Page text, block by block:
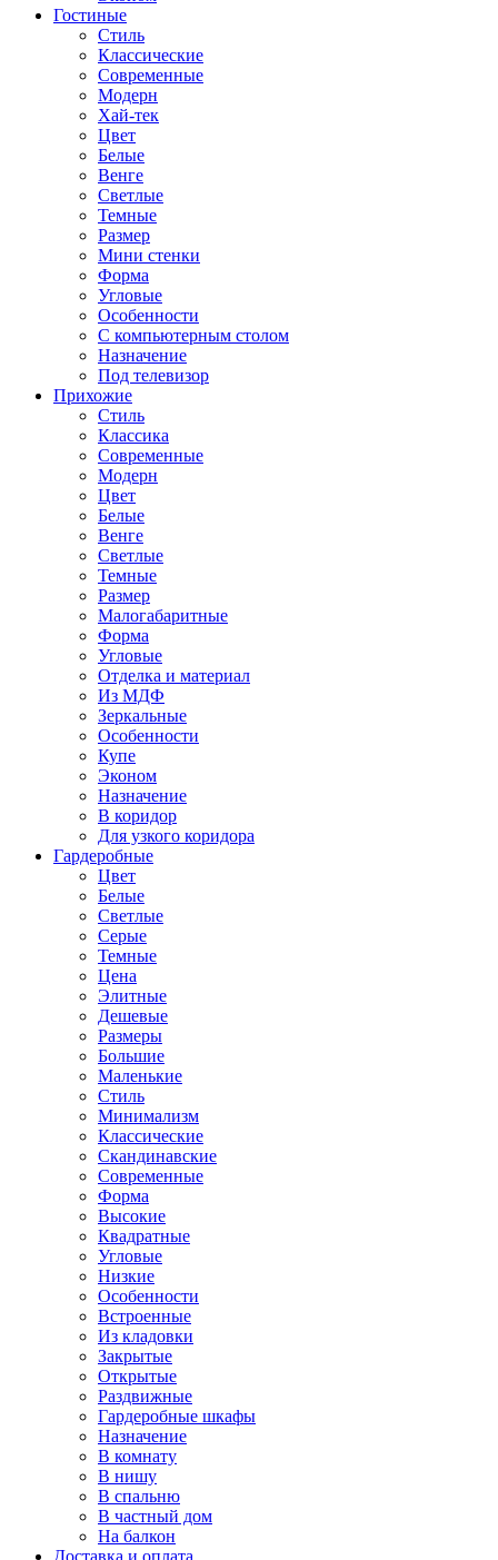
Гостиные
Стиль
Классические
Современные
Модерн
Хай-тек
Цвет
Белые
Венге
Светлые
Темные
Размер
Мини стенки
Форма
Угловые
Особенности
С компьютерным столом
Назначение
Под телевизор
Прихожие
Стиль
Классика
Современные
Модерн
Цвет
Белые
Венге
Светлые
Темные
Размер
Малогабаритные
Форма
Угловые
Отделка и материал
Из МДФ
Зеркальные
Особенности
Купе
Эконом
Назначение
В коридор
Для узкого коридора
Гардеробные
Цвет
Белые
Светлые
Серые
Темные
Цена
Элитные
Дешевые
Размеры
Большие
Маленькие
Стиль
Минимализм
Классические
Скандинавские
Современные
Форма
Высокие
Квадратные
Угловые
Низкие
Особенности
Встроенные
Из кладовки
Закрытые
Открытые
Раздвижные
Гардеробные шкафы
Назначение
В комнату
В нишу
В спальню
В частный дом
На балкон
Доставка и оплата